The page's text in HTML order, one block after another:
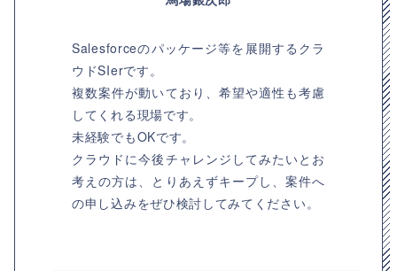
Salesforceのパッケージ等を展開するクラ
ウドSIerです。
複数案件が動いており、希望や適性も考慮
してくれる現場です。
未経験でもOKです。
クラウドに今後チャレンジしてみたいとお
考えの方は、とりあえずキープし、案件へ
の申し込みをぜひ検討してみてください。